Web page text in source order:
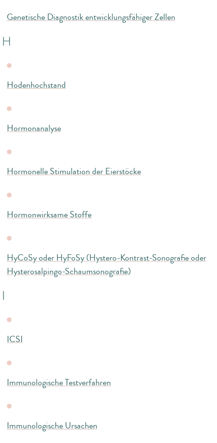
Genetische Diagnostik entwicklungsfähiger Zellen
H
Hodenhochstand
Hormonanalyse
Hormonelle Stimulation der Eierstöcke
Hormonwirksame Stoffe
HyCoSy oder HyFoSy (Hystero-Kontrast-Sonografie oder
Hysterosalpingo-Schaumsonografie)
I
ICSI
Immunologische Testverfahren
Immunologische Ursachen